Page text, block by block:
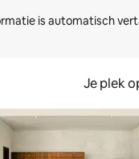
is automatisch
Je plek